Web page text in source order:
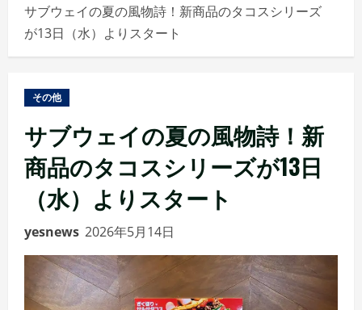
サブウェイの夏の風物詩！新商品のタコスシリーズ
が13日（水）よりスタート
その他
サブウェイの夏の風物詩！新
商品のタコスシリーズが13日
（水）よりスタート
yesnews 2026年5月14日